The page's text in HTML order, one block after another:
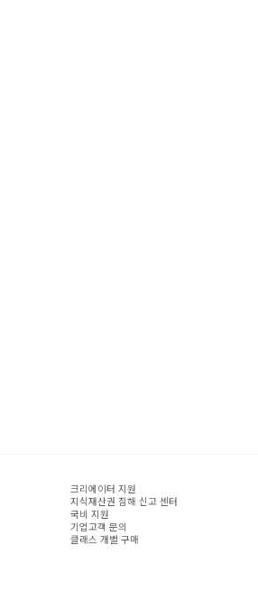
크리에이터 지원
지식재산권 침해 신고 센터
국비 지원
기업고객 문의
클래스 개별 구매